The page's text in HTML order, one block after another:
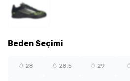
Beden Seçimi
28 28,5 29